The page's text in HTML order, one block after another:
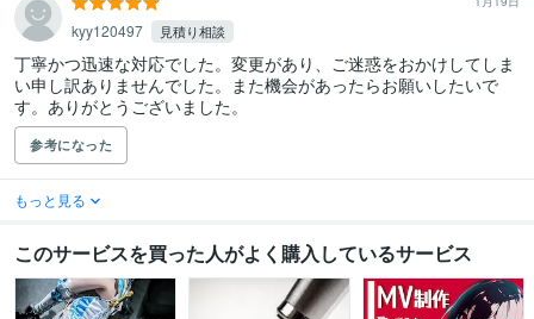
kyy120497 見積り相談
丁寧かつ迅速な対応でした。変更があり、ご迷惑をおかけしてしま
い申し訳ありませんでした。また機会があったらお願いしたいで
す。ありがとうございました。
参考になった
もっと見る
このサービスを買った人がよく購入しているサービス